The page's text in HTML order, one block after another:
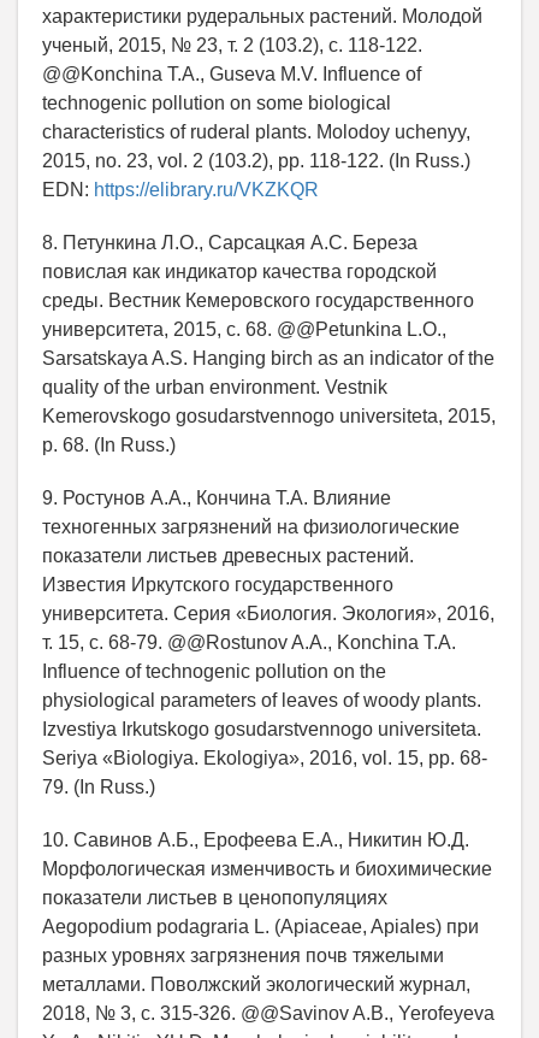
характеристики рудеральных растений. Молодой
ученый, 2015, № 23, т. 2 (103.2), c. 118-122.
@@Konchina T.A., Guseva M.V. Influence of
technogenic pollution on some biological
characteristics of ruderal plants. Molodoy uchenyy,
2015, no. 23, vol. 2 (103.2), pp. 118-122. (In Russ.)
EDN: https://elibrary.ru/VKZKQR
8. Петункина Л.О., Сарсацкая А.С. Береза
повислая как индикатор качества городской
среды. Вестник Кемеровского государственного
университета, 2015, c. 68. @@Petunkina L.O.,
Sarsatskaya A.S. Hanging birch as an indicator of the
quality of the urban environment. Vestnik
Kemerovskogo gosudarstvennogo universiteta, 2015,
p. 68. (In Russ.)
9. Ростунов А.А., Кончина Т.А. Влияние
техногенных загрязнений на физиологические
показатели листьев древесных растений.
Известия Иркутского государственного
университета. Серия «Биология. Экология», 2016,
т. 15, c. 68-79. @@Rostunov A.A., Konchina T.A.
Influence of technogenic pollution on the
physiological parameters of leaves of woody plants.
Izvestiya Irkutskogo gosudarstvennogo universiteta.
Seriya «Biologiya. Ekologiya», 2016, vol. 15, pp. 68-
79. (In Russ.)
10. Савинов А.Б., Ерофеева Е.А., Никитин Ю.Д.
Морфологическая изменчивость и биохимические
показатели листьев в ценопопуляциях
Aegopodium podagraria L. (Apiаceae, Apiales) при
разных уровнях загрязнения почв тяжелыми
металлами. Поволжский экологический журнал,
2018, № 3, c. 315-326. @@Savinov A.B., Yerofeyeva